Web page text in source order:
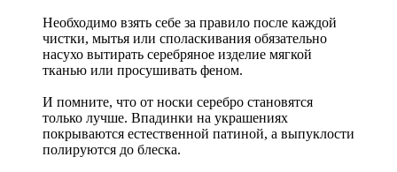
Необходимо взять себе за правило после каждой
чистки, мытья или споласкивания обязательно
насухо вытирать серебряное изделие мягкой
тканью или просушивать феном.
И помните, что от носки серебро становятся
только лучше. Впадинки на украшениях
покрываются естественной патиной, а выпуклости
полируются до блеска.